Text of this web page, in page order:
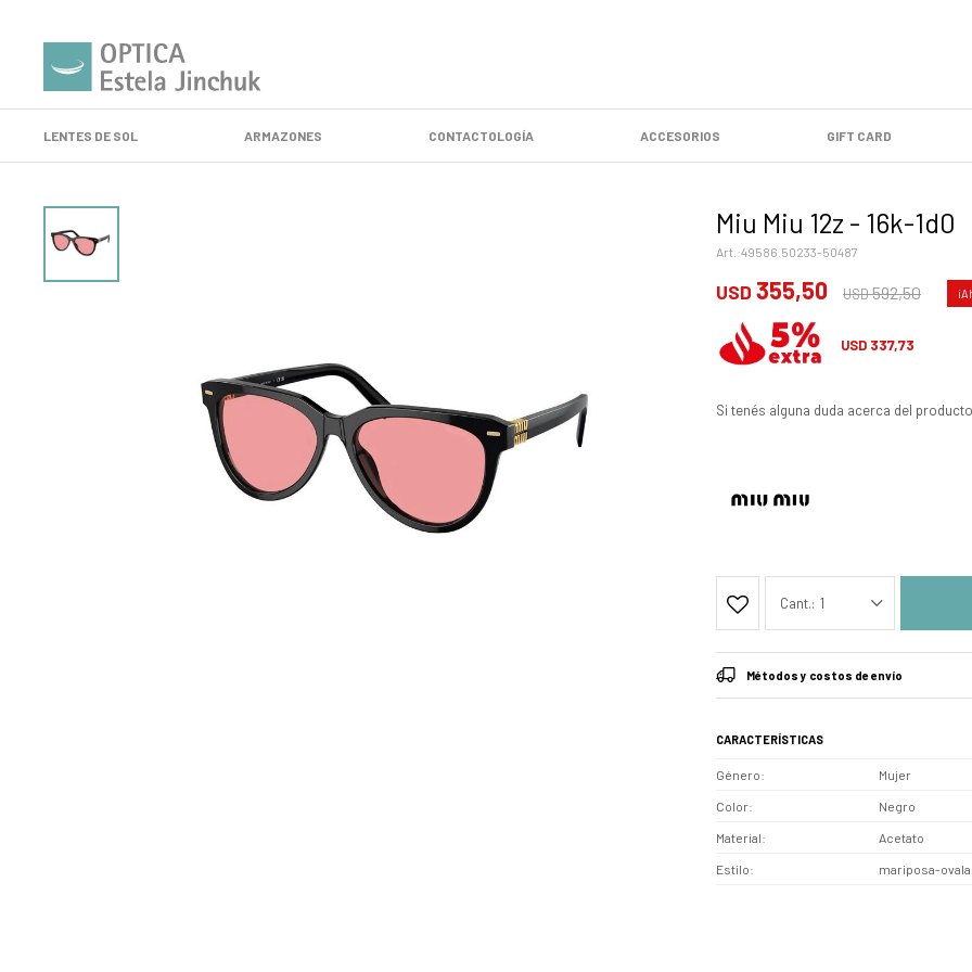
LENTES DE SOL ARMAZONES CONTACTOLOGÍA ACCESORIOS GIFT CARD
Miu Miu 12z - 16k-1d0
49586.50233-50487
USD 355,50 USD592,50
USD 337,73
Si tenés alguna duda acerca del
1
Métodos y costos de envío
CARACTERÍSTICAS
Género Mujer
Color Negro
Material Acetato
Estilo mariposa-